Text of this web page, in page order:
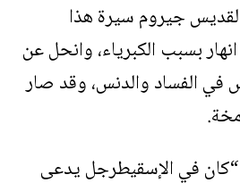
جيروم سيرة هذا
بسبب الكبرياء، وانحل عن
في الفساد والدنس، وقد صار
في الإسقيطرجل يدعى